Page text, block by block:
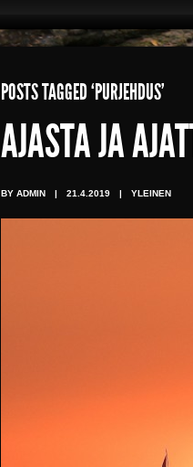
POSTS TAGGED ‘PURJEHDUS’
AJASTA JA
BY ADMIN | 21.4.2019 | YLEINEN